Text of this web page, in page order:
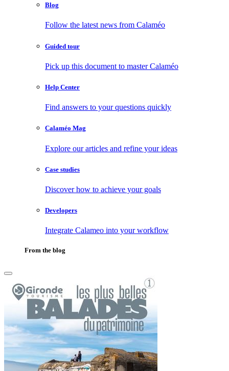
Blog
Follow the latest news from Calaméo
Guided tour
Pick up this document to master Calaméo
Help Center
Find answers to your questions quickly
Calaméo Mag
Explore our articles and refine your ideas
Case studies
Discover how to achieve your goals
Developers
Integrate Calameo into your workflow
From the blog